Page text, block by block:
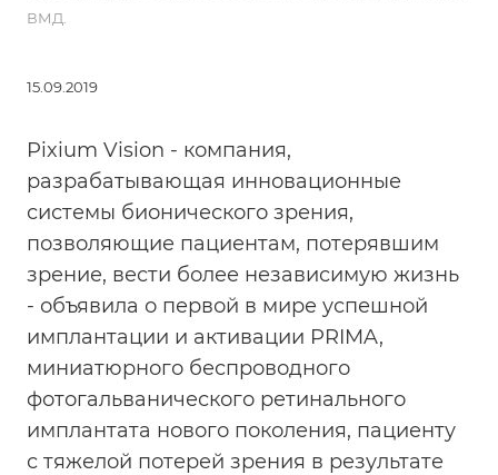
ВМД.
15.09.2019
Pixium Vision - компания,
разрабатывающая инновационные
системы бионического зрения,
позволяющие пациентам, потерявшим
зрение, вести более независимую жизнь
- объявила о первой в мире успешной
имплантации и активации PRIMA,
миниатюрного беспроводного
фотогальванического ретинального
имплантата нового поколения, пациенту
с тяжелой потерей зрения в результате